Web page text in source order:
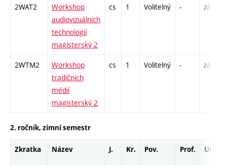
2WAT2
Workshop
audiovizuálních
technologií
magisterský 2
cs 1 Volitelný - zá
2WTM2
Workshop
tradičních
médií
magisterský 2
cs 1 Volitelný - zá
2. ročník, zimní semestr
Zkratka Název J. Kr. Pov. Prof. Uk.